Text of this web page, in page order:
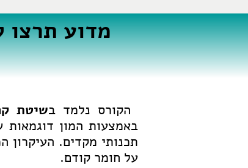
מדוע תרצו
הקורס נלמד בשיטת
באמצעות המון
תכנותי מקדים.
על חומר קודם.